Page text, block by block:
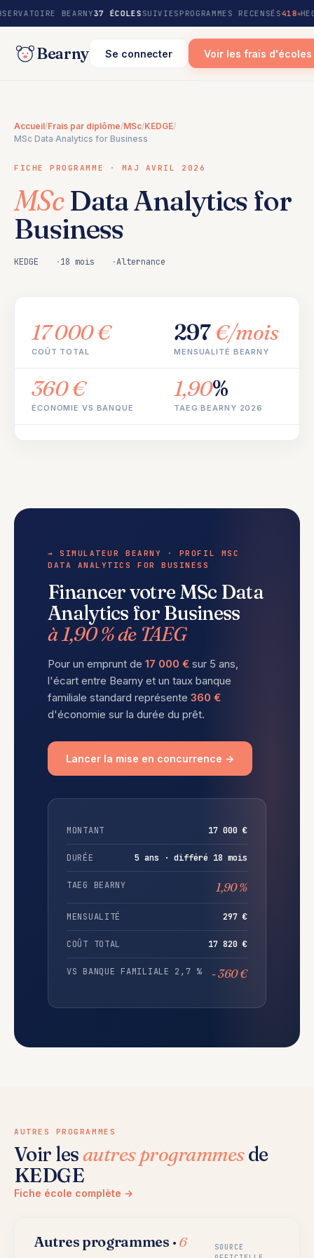
contenu BEARNY37 ÉCOLESSUIVIESPROGRAMMES RECENSÉS418
Bearny Se connecter Voir les frais d'écoles
Accueil/Frais par diplôme/MSc/KEDGE/
MSc Data Analytics for Business
FICHE PROGRAMME · MAJ AVRIL 2026
MScData Analytics for
Business
KEDGE 18 mois Alternance
17 000 €
COÛT TOTAL
297€/mois
MENSUALITÉ BEARNY
360 €
ÉCONOMIE VS BANQUE
1,90%
TAEG BEARNY 2026
→ SIMULATEUR BEARNY · PROFIL MSC
DATA ANALYTICS FOR BUSINESS
Financer votre MSc Data
Analytics for Business
à 1,90 % de TAEG
Pour un emprunt de 17 000 € sur 5 ans,
l'écart entre Bearny et un taux banque
familiale standard représente 360 €
d'économie sur la durée du prêt.
Lancer la mise en concurrence →
MONTANT 17 000 €
DURÉE 5 ans · différé 18 mois
TAEG BEARNY 1,90 %
MENSUALITÉ 297 €
COÛT TOTAL 17 820 €
VS BANQUE FAMILIALE 2,7 % - 360 €
AUTRES PROGRAMMES
Voir lesautres programmesde
KEDGE
Fiche école complète →
Autres programmes · 6
SOURCE